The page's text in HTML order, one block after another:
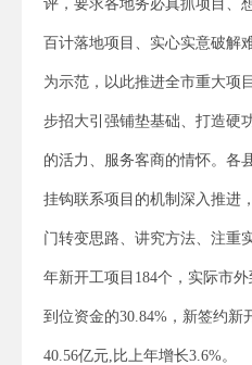
评，要求各地务必真抓项目、
百计落地项目、实心实意破解
为示范，以此推进全市重大项
步招大引强铺垫基础、打造硬
的活力、服务客商的情怀。各
挂钩联系项目的机制深入推进
门转变思路、讲究方法、注重
年新开工项目184个，实际市
到位资金的30.84%，新签约新
40.56亿元,比上年增长3.6%。